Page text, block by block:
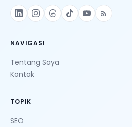
NAVIGASI
Tentang Saya
Kontak
TOPIK
SEO